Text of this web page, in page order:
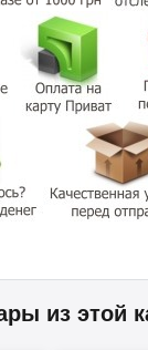
из этой